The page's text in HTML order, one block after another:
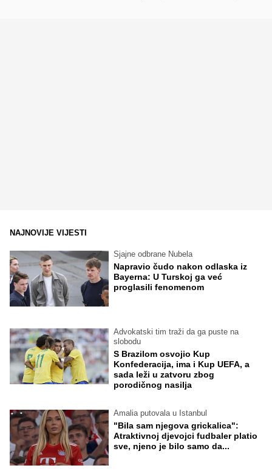
NAJNOVIJE VIJESTI
Sjajne odbrane Nubela
Napravio čudo nakon odlaska iz
Bayerna: U Turskoj ga već
proglasili fenomenom
Advokatski tim traži da ga puste na
slobodu
S Brazilom osvojio Kup
Konfederacija, ima i Kup UEFA, a
sada leži u zatvoru zbog
porodičnog nasilja
Amalia putovala u Istanbul
"Bila sam njegova grickalica":
Atraktivnoj djevojci fudbaler platio
sve, njeno je bilo samo da...